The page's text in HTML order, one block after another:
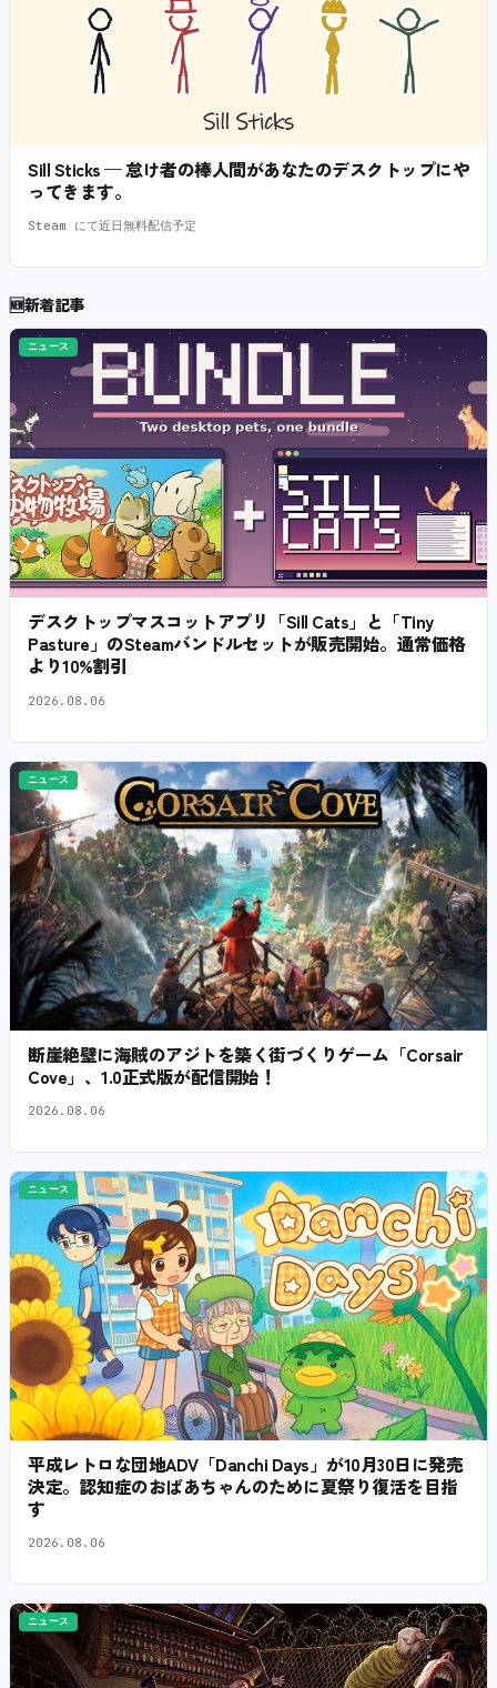
Sill Sticks — 怠け者の棒人間があなたのデスクトップにや
ってきます。
Steam にて近日無料配信予定
🆕新着記事
ニュース
デスクトップマスコットアプリ「Sill Cats」と「Tiny
Pasture」のSteamバンドルセットが販売開始。通常価格
より10%割引
2026.08.06
ニュース
断崖絶壁に海賊のアジトを築く街づくりゲーム「Corsair
Cove」、1.0正式版が配信開始！
2026.08.06
ニュース
平成レトロな団地ADV「Danchi Days」が10月30日に発売
決定。認知症のおばあちゃんのために夏祭り復活を目指
す
2026.08.06
ニュース